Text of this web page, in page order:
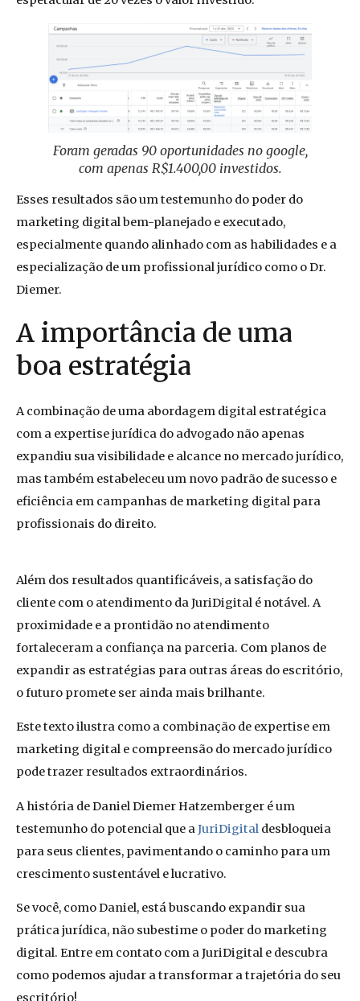
Foram geradas 90 oportunidades no google,
com apenas R$1.400,00 investidos.
Esses resultados são um testemunho do poder do
marketing digital bem-planejado e executado,
especialmente quando alinhado com as habilidades e a
especialização de um profissional jurídico como o Dr.
Diemer.
A importância de uma
boa estratégia
A combinação de uma abordagem digital estratégica
com a expertise jurídica do advogado não apenas
expandiu sua visibilidade e alcance no mercado jurídico,
mas também estabeleceu um novo padrão de sucesso e
eficiência em campanhas de marketing digital para
profissionais do direito.
Além dos resultados quantificáveis, a satisfação do
cliente com o atendimento da JuriDigital é notável. A
proximidade e a prontidão no atendimento
fortaleceram a confiança na parceria. Com planos de
expandir as estratégias para outras áreas do escritório,
o futuro promete ser ainda mais brilhante.
Este texto ilustra como a combinação de expertise em
marketing digital e compreensão do mercado jurídico
pode trazer resultados extraordinários.
A história de Daniel Diemer Hatzemberger é um
testemunho do potencial que aJuriDigital desbloqueia
para seus clientes, pavimentando o caminho para um
crescimento sustentável e lucrativo.
Se você, como Daniel, está buscando expandir sua
prática jurídica, não subestime o poder do marketing
digital. Entre em contato com a JuriDigital e descubra
como podemos ajudar a transformar a trajetória do seu
escritório!